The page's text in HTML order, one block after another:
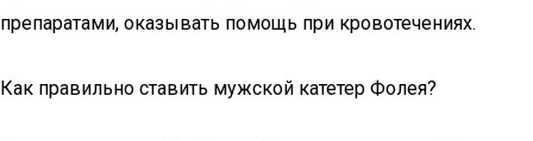
препаратами, оказывать помощь при кровотечениях.
Как правильно ставить мужской катетер Фолея?